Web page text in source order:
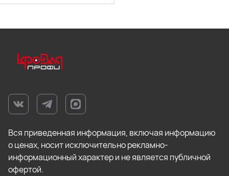
Вся приведенная информация, включая информацию
о ценах, носит исключительно рекламно-
информационный характер и не является публичной
офертой.